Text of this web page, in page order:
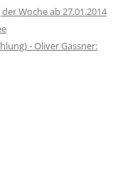
Woche ab 27.01.2014
- Oliver Gassner: